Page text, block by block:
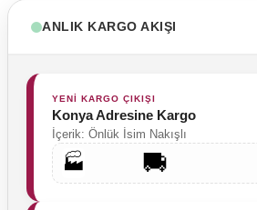
ANLIK KARGO AKIŞI
YENİ KARGO ÇIKIŞI
Konya Adresine Kargo
İçerik: Önlük İsim Nakışlı
🏭 🚚